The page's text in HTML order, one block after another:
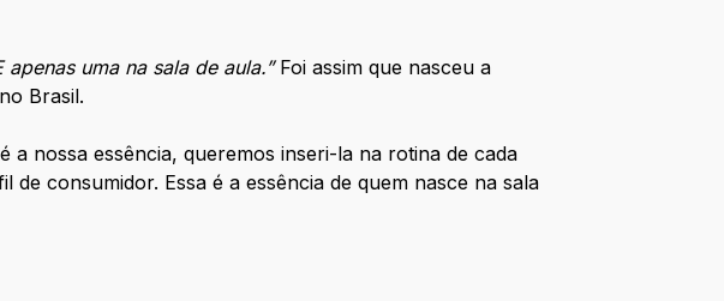
uma na sala de aula.”Foi assim que nasceu a
Brasil.
a nossa essência, queremos inseri-la na rotina de cada
consumidor. Essa é a essência de quem nasce na sala